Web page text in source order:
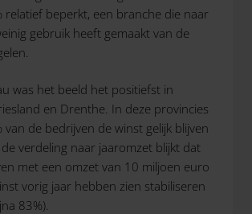
relatief beperkt, een branche die naar
gebruik heeft gemaakt van de
was het beeld het positiefst in
en Drenthe. In deze provincies
van de bedrijven de winst gelijk blijven
verdeling naar jaaromzet blijkt dat
met een omzet van 10 miljoen euro
vorig jaar hebben zien stabiliseren
83%).